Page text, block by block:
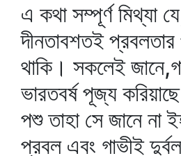
এ কথা সম্পূর্ণ মিথ্যা
দীনতাবশতই প্রবলতার
থাকি। সকলেই
ভারতবর্ষ পূজ্য
পশু তাহা সে জানে না
প্রবল এবং গাভীই